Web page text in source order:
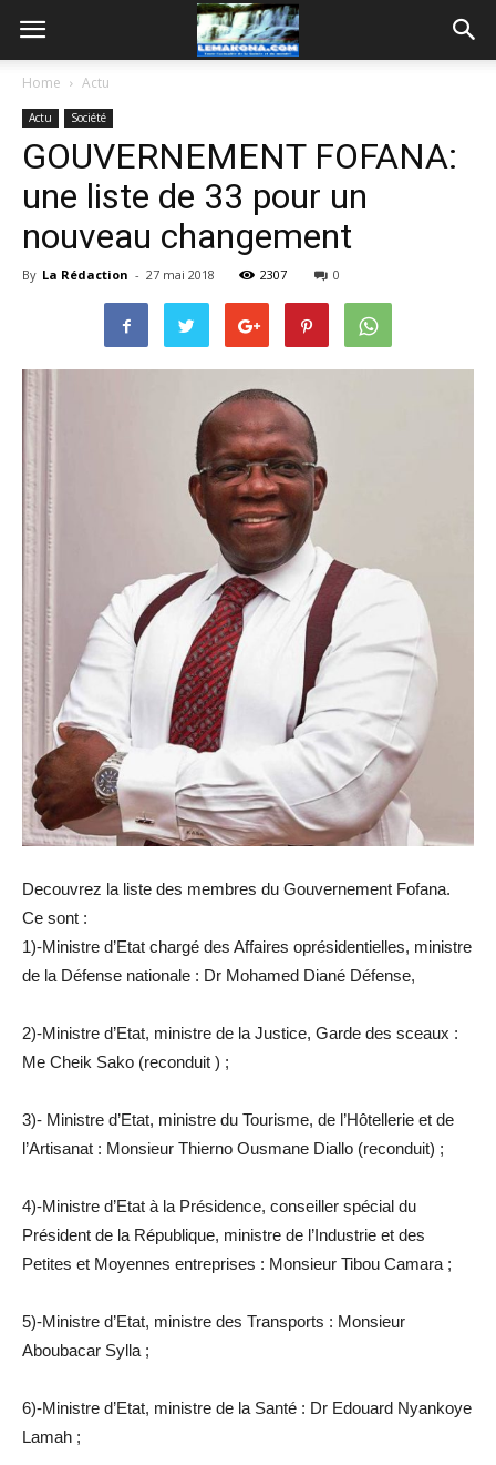
Home Actu
Actu Société
GOUVERNEMENT FOFANA:
une liste de 33 pour un
nouveau changement
By La Rédaction - 27 mai 2018 2307 0
Decouvrez la liste des membres du Gouvernement Fofana.
Ce sont :
1)-Ministre d’Etat chargé des Affaires oprésidentielles, ministre
de la Défense nationale : Dr Mohamed Diané Défense,
2)-Ministre d’Etat, ministre de la Justice, Garde des sceaux :
Me Cheik Sako (reconduit ) ;
3)- Ministre d’Etat, ministre du Tourisme, de l’Hôtellerie et de
l’Artisanat : Monsieur Thierno Ousmane Diallo (reconduit) ;
4)-Ministre d’Etat à la Présidence, conseiller spécial du
Président de la République, ministre de l’Industrie et des
Petites et Moyennes entreprises : Monsieur Tibou Camara ;
5)-Ministre d’Etat, ministre des Transports : Monsieur
Aboubacar Sylla ;
6)-Ministre d’Etat, ministre de la Santé : Dr Edouard Nyankoye
Lamah ;